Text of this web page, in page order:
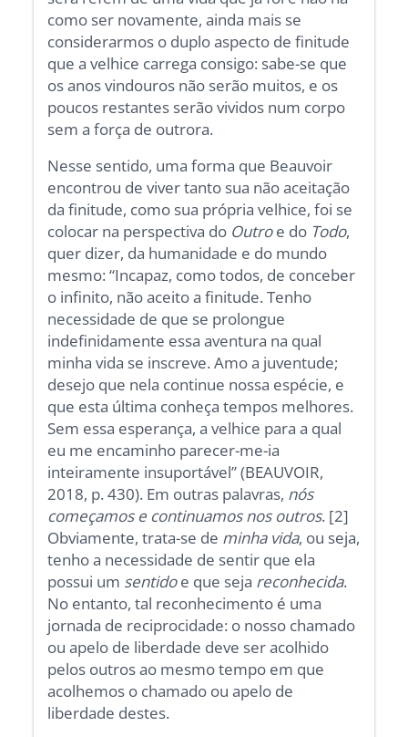
como ser novamente, ainda mais se
considerarmos o duplo aspecto de finitude
que a velhice carrega consigo: sabe-se que
os anos vindouros não serão muitos, e os
poucos restantes serão vividos num corpo
sem a força de outrora.
Nesse sentido, uma forma que Beauvoir
encontrou de viver tanto sua não aceitação
da finitude, como sua própria velhice, foi se
colocar na perspectiva do Outroe do Todo,
quer dizer, da humanidade e do mundo
mesmo: “Incapaz, como todos, de conceber
o infinito, não aceito a finitude. Tenho
necessidade de que se prolongue
indefinidamente essa aventura na qual
minha vida se inscreve. Amo a juventude;
desejo que nela continue nossa espécie, e
que esta última conheça tempos melhores.
Sem essa esperança, a velhice para a qual
eu me encaminho parecer-me-ia
inteiramente insuportável” (BEAUVOIR,
2018, p. 430). Em outras palavras, nós
começamos e continuamos nos outros. [2]
Obviamente, trata-se de minha vida, ou seja,
tenho a necessidade de sentir que ela
possui um sentidoe que seja reconhecida.
No entanto, tal reconhecimento é uma
jornada de reciprocidade: o nosso chamado
ou apelo de liberdade deve ser acolhido
pelos outros ao mesmo tempo em que
acolhemos o chamado ou apelo de
liberdade destes.